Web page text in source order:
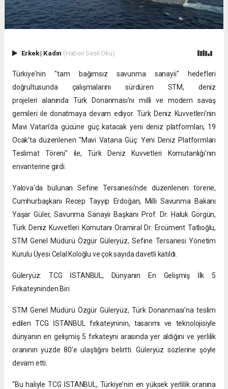
Erkek| Kadın (Haberi Sesli Oku)
Türkiye'nin "tam bağımsız savunma sanayii" hedefleri
doğrultusunda çalışmalarını sürdüren STM, deniz
projeleri alanında Türk Donanması'nı milli ve modern savaş
gemileri ile donatmaya devam ediyor. Türk Deniz Kuvvetleri’nin
Mavi Vatan’da gücüne güç katacak yeni deniz platformları, 19
Ocak’ta düzenlenen "Mavi Vatana Güç: Yeni Deniz Platformları
Teslimat Töreni" ile, Türk Deniz Kuvvetleri Komutanlığı’nın
envanterine girdi.
Yalova'da bulunan Sefine Tersanesi'nde düzenlenen törene,
Cumhurbaşkanı Recep Tayyip Erdoğan, Milli Savunma Bakanı
Yaşar Güler, Savunma Sanayii Başkanı Prof. Dr. Haluk Görgün,
Türk Deniz Kuvvetleri Komutanı Oramiral Dr. Ercüment Tatlıoğlu,
STM Genel Müdürü Özgür Güleryüz, Sefine Tersanesi Yönetim
Kurulu Üyesi Celal Koloğlu ve çok sayıda davetli katıldı.
Güleryüz: TCG İSTANBUL, Dünyanın En Gelişmiş İlk 5
Fırkateyninden Biri
STM Genel Müdürü Özgür Güleryüz, Türk Donanması'na teslim
edilen TCG İSTANBUL fırkateyninin, tasarımı ve teknolojisiyle
dünyanın en gelişmiş 5 fırkateyni arasında yer aldığını ve yerlilik
oranının yüzde 80'e ulaştığını belirtti. Güleryüz sözlerine şöyle
devam etti:
“Bu haliyle TCG İSTANBUL, Türkiye’nin en yüksek yerlilik oranına